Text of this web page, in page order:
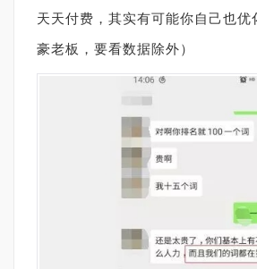
天天付费，其实有可能你自己也优
豪老板，要看数据除外）